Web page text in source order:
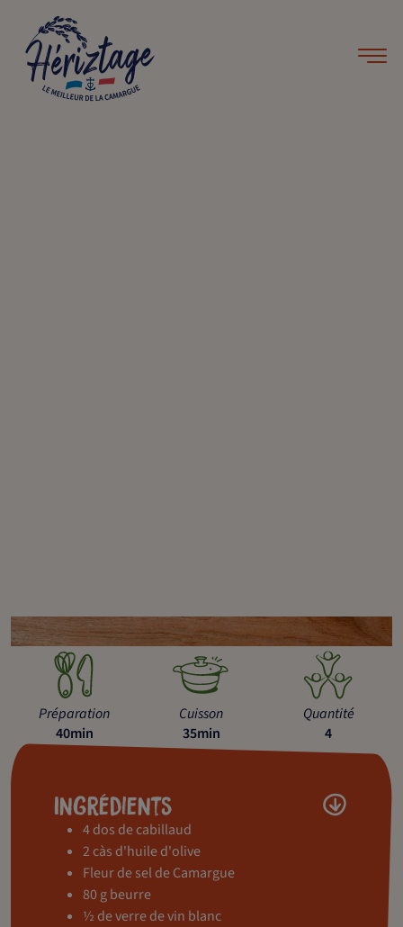
Préparation
40min
Cuisson
35min
Quantité
4
Ingrédients
4 dos de cabillaud
2 càs d'huile d'olive
Fleur de sel de Camargue
80 g beurre
½ de verre de vin blanc